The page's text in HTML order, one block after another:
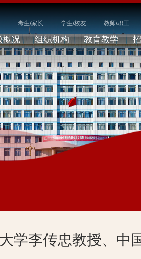
考生/家长 学生/校友 教师/职工
概况 组织机构 教育教学
学李传忠教授、中